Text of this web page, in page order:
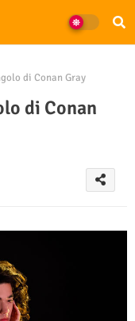
di Conan Gray
di Conan